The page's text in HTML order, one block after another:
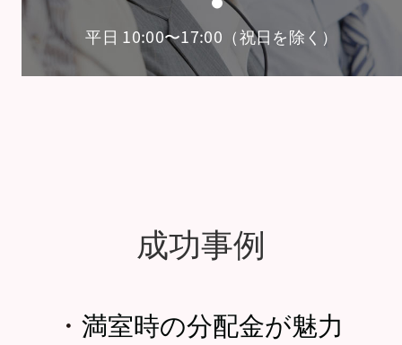
平日 10:00〜17:00（祝日を除く）
成功事例
・ 満室時の分配金が魅力